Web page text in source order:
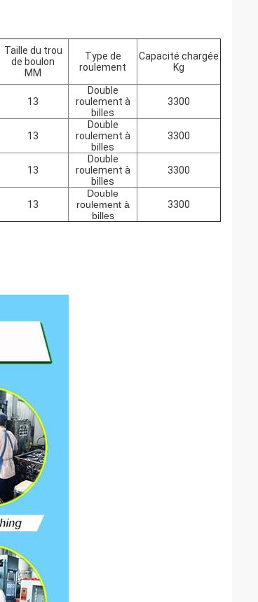
Taille du trou
de boulon
MM
Type de
roulement
Capacité chargée
Kg
13
Double
roulement à
billes
3300
13
Double
roulement à
billes
3300
13
Double
roulement à
billes
3300
13
Double
roulement à
billes
3300